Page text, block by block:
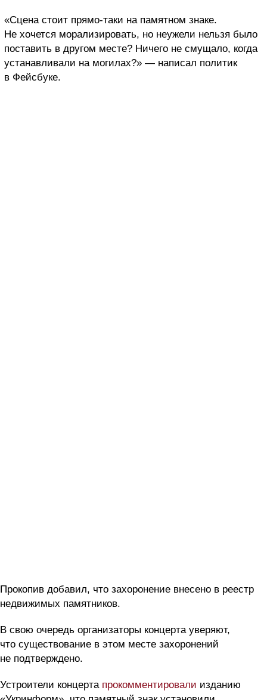
«Сцена стоит прямо-таки на памятном знаке.
Не хочется морализировать, но неужели нельзя было
поставить в другом месте? Ничего не смущало, когда
устанавливали на могилах?» — написал политик
в Фейсбуке.
Прокопив добавил, что захоронение внесено в реестр
недвижимых памятников.
В свою очередь организаторы концерта уверяют,
что существование в этом месте захоронений
не подтверждено.
Устроители концерта прокомментировали изданию